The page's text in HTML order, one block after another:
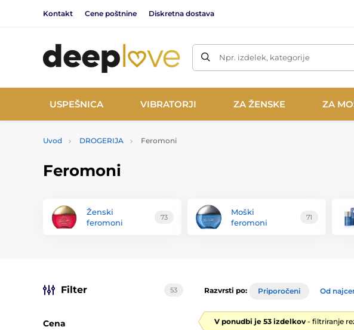
Kontakt Cene poštnine Diskretna dostava
Npr. izdelek, kategorije
USPEŠNICA VIBRATORJI ZA ŽENSKE ZA
Uvod DROGERIJA Feromoni
Feromoni
Ženski
feromoni
73
Moški
feromoni
71
Filter 53
Cena
Razvrsti po: Priporočeni Od
V ponudbi je 53 izdelkov - filtriranje